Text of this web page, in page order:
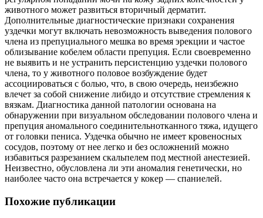
животного может развиться вторичный дерматит.
Дополнительные диагностические признаки сохранения
уздечки могут включать невозможность выведения полового
члена из препуциального мешка во время эрекции и частое
облизывание кобелем области препуция. Если своевременно
не выявить и не устранить персистенцию уздечки полового
члена, то у животного половое возбуждение будет
ассоциироваться с болью, что, в свою очередь, неизбежно
влечет за собой снижение либидо и отсутствие стремления к
вязкам. Диагностика данной патологии основана на
обнаружении при визуальном обследовании полового члена и
препуция аномального соединительнотканного тяжа, идущего
от головки пениса. Уздечка обычно не имеет кровеносных
сосудов, поэтому от нее легко и без осложнений можно
избавиться разрезанием скальпелем под местной анестезией.
Неизвестно, обусловлена ли эти аномалия генетически, но
наиболее часто она встречается у кокер — спаниелей.
Похожие публикации